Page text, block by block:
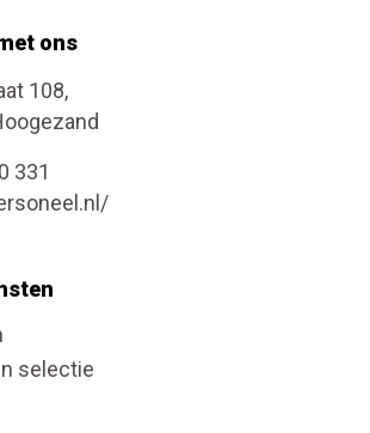
ons
108,
331
selectie